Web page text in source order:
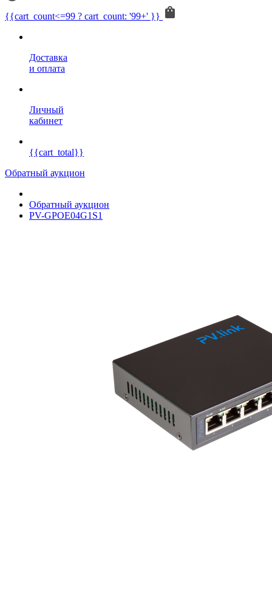
{{cart_count<=99 ? cart_count: '99+' }}
Доставка
и оплата
Личный
кабинет
{{cart_total}}
Обратный аукцион
Обратный аукцион
PV-GPOE04G1S1